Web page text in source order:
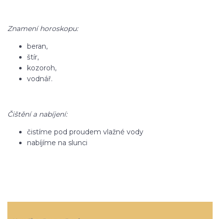
Znamení horoskopu:
beran,
štír,
kozoroh,
vodnář.
Čištění a nabíjení:
čistíme pod proudem vlažné vody
nabíjíme na slunci